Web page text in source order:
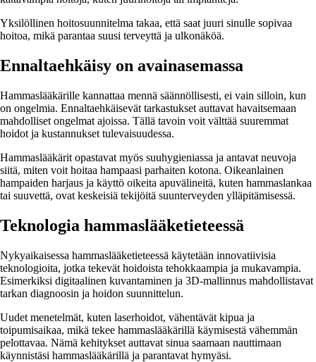
Yksilöllinen hoitosuunnitelma takaa, että saat juuri sinulle sopivaa
hoitoa, mikä parantaa suusi terveyttä ja ulkonäköä.
Ennaltaehkäisy on avainasemassa
Hammaslääkärille kannattaa mennä säännöllisesti, ei vain silloin, kun
on ongelmia. Ennaltaehkäisevät tarkastukset auttavat havaitsemaan
mahdolliset ongelmat ajoissa. Tällä tavoin voit välttää suuremmat
hoidot ja kustannukset tulevaisuudessa.
Hammaslääkärit opastavat myös suuhygieniassa ja antavat neuvoja
siitä, miten voit hoitaa hampaasi parhaiten kotona. Oikeanlainen
hampaiden harjaus ja käyttö oikeita apuvälineitä, kuten hammaslankaa
tai suuvettä, ovat keskeisiä tekijöitä suunterveyden ylläpitämisessä.
Teknologia hammaslääketieteessä
Nykyaikaisessa hammaslääketieteessä käytetään innovatiivisia
teknologioita, jotka tekevät hoidoista tehokkaampia ja mukavampia.
Esimerkiksi digitaalinen kuvantaminen ja 3D-mallinnus mahdollistavat
tarkan diagnoosin ja hoidon suunnittelun.
Uudet menetelmät, kuten laserhoidot, vähentävät kipua ja
toipumisaikaa, mikä tekee hammaslääkärillä käymisestä vähemmän
pelottavaa. Nämä kehitykset auttavat sinua saamaan nauttimaan
käynnistäsi hammaslääkärillä ja parantavat hymyäsi.